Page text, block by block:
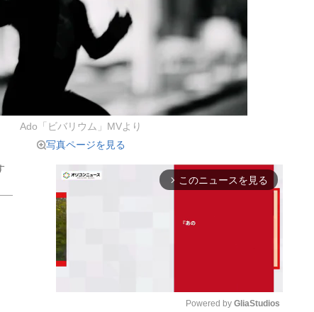
Ado「ビバリウム」MVより
写真ページを見る
arrow_forward_ios このニュースを見る
Powered by GliaStudios